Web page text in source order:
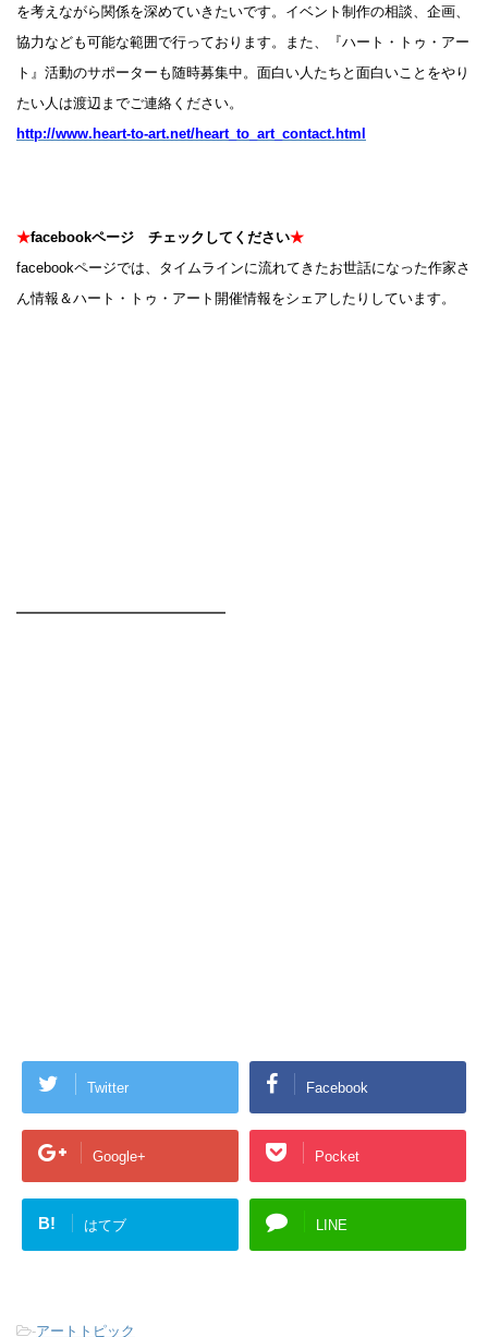
を考えながら関係を深めていきたいです。イベント制作の相談、企画、
協力なども可能な範囲で行っております。また、『ハート・トゥ・アー
ト』活動のサポーターも随時募集中。面白い人たちと面白いことをやり
たい人は渡辺までご連絡ください。
http://www.heart-to-art.net/heart_to_art_contact.html
★facebookページ チェックしてください★
facebookページでは、タイムラインに流れてきたお世話になった作家さ
ん情報＆ハート・トゥ・アート開催情報をシェアしたりしています。
━━━━━━━━━━━━
Twitter Facebook
Google+ Pocket
B! はてブ LINE
-アートトピック